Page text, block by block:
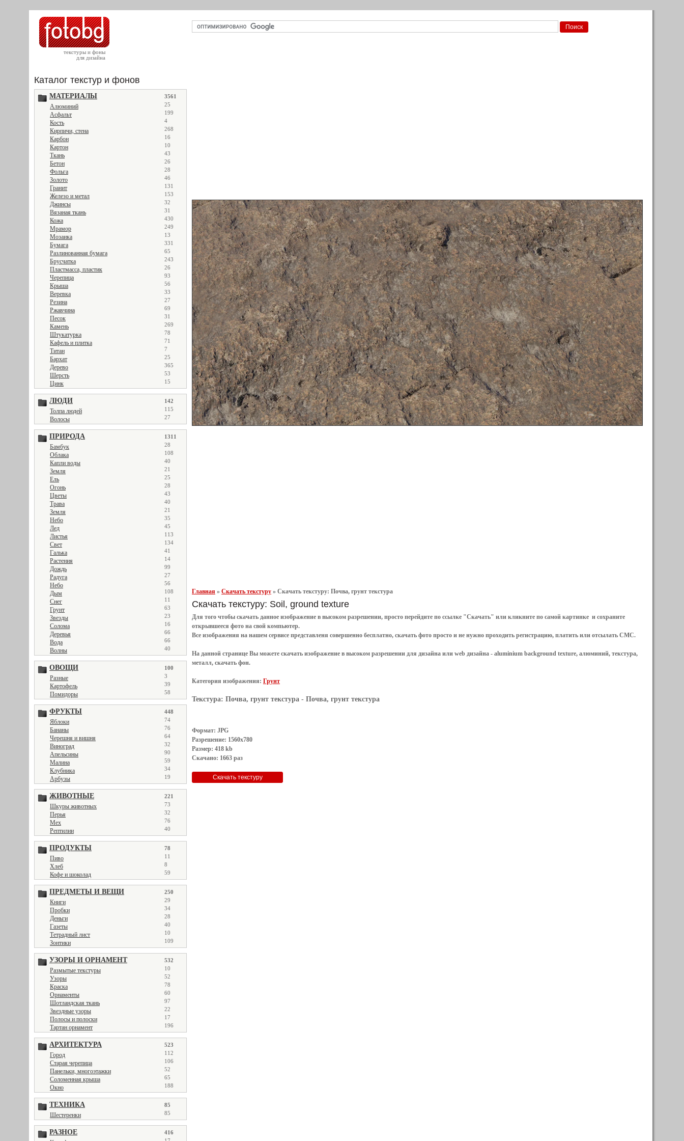
текстуры и фоны
для дизайна
Каталог текстур и фонов
МАТЕРИАЛЫ 3561
Алюминий 25
Асфальт 199
Кость 4
Кирпичи, стена 268
Карбон 16
Картон 10
Ткань 43
Бетон 26
Фольга 28
Золото 46
Гранит 131
Железо и метал 153
Джинсы 32
Вязаная ткань 31
Кожа 430
Мрамор 249
Мозаика 13
Бумага 331
Разлинованная бумага 65
Брусчатка 243
Пластмасса, пластик 26
Черепица 93
Крыша 56
Веревка 33
Резина 27
Ржавчина 69
Песок 31
Камень 269
Штукатурка 78
Кафель и плитка 71
Титан 7
Бархат 25
Дерево 365
Шерсть 53
Цинк 15
ЛЮДИ 142
Толпа людей 115
Волосы 27
ПРИРОДА 1311
Бамбук 28
Облака 108
Капли воды 40
Земля 21
Ель 25
Огонь 28
Цветы 43
Трава 40
Земля 21
Небо 35
Лед 45
Листья 113
Свет 134
Галька 41
Растения 14
Дождь 99
Радуга 27
Небо 56
Дым 108
Снег 11
Грунт 63
Звезды 23
Солома 16
Деревья 66
Вода 66
Волны 40
ОВОЩИ 100
Разные 3
Картофель 39
Помидоры 58
ФРУКТЫ 448
Яблоки 74
Бананы 76
Черешня и вишня 64
Виноград 32
Апельсины 90
Малина 59
Клубника 34
Арбузы 19
ЖИВОТНЫЕ 221
Шкуры животных 73
Перья 32
Мех 76
Рептилии 40
ПРОДУКТЫ 78
Пиво 11
Хлеб 8
Кофе и шоколад 59
ПРЕДМЕТЫ И ВЕЩИ 250
Книги 29
Пробки 34
Деньги 28
Газеты 40
Тетрадный лист 10
Зонтики 109
УЗОРЫ И ОРНАМЕНТ 532
Размытые текстуры 10
Узоры 52
Краска 78
Орнаменты 60
Шотландская ткань 97
Звездные узоры 22
Полосы и полоски 17
Тартан орнамент 196
АРХИТЕКТУРА 523
Город 112
Старая черепица 106
Панельки, многоэтажки 52
Соломенная крыша 65
Окно 188
ТЕХНИКА 85
Шестеренки 85
РАЗНОЕ 416
Главная » Скачать текстуру » Скачать текстуру: Почва, грунт текстура
Скачать текстуру: Soil, ground texture
Для того чтобы скачать данное изображение в высоком разрешении, просто перейдите по ссылке "Скачать" или кликните по самой картинке и сохраните
открывшееся фото на свой компьютер.
Все изображения на нашем сервисе представленя совершенно бесплатно, скачать фото просто и не нужно проходить регистрацию, платить или отсылать СМС.
На данной странице Вы можете скачать изображение в высоком разрешении для дизайна или web дизайна - aluminium background texture, алюминий, текстура,
металл, скачать фон.
Категория изображения: Грунт
Текстура: Почва, грунт текстура - Почва, грунт текстура
Формат: JPG
Разрешение: 1560x780
Размер: 418 kb
Скачано: 1663 раз